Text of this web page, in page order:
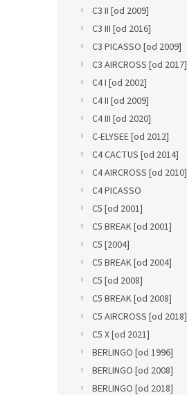
C3 II [od 2009]
C3 III [od 2016]
C3 PICASSO [od 2009]
C3 AIRCROSS [od 2017]
C4 I [od 2002]
C4 II [od 2009]
C4 III [od 2020]
C-ELYSEE [od 2012]
C4 CACTUS [od 2014]
C4 AIRCROSS [od 2010]
C4 PICASSO
C5 [od 2001]
C5 BREAK [od 2001]
C5 [2004]
C5 BREAK [od 2004]
C5 [od 2008]
C5 BREAK [od 2008]
C5 AIRCROSS [od 2018]
C5 X [od 2021]
BERLINGO [od 1996]
BERLINGO [od 2008]
BERLINGO [od 2018]